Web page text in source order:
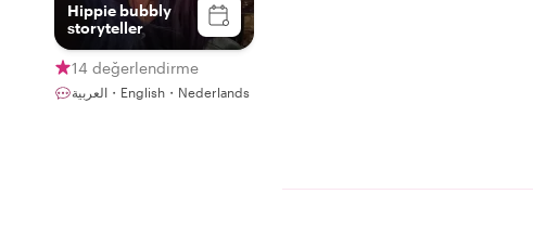
Hippie bubbly
storyteller
14 değerlendirme
العربية・English・Nederlands